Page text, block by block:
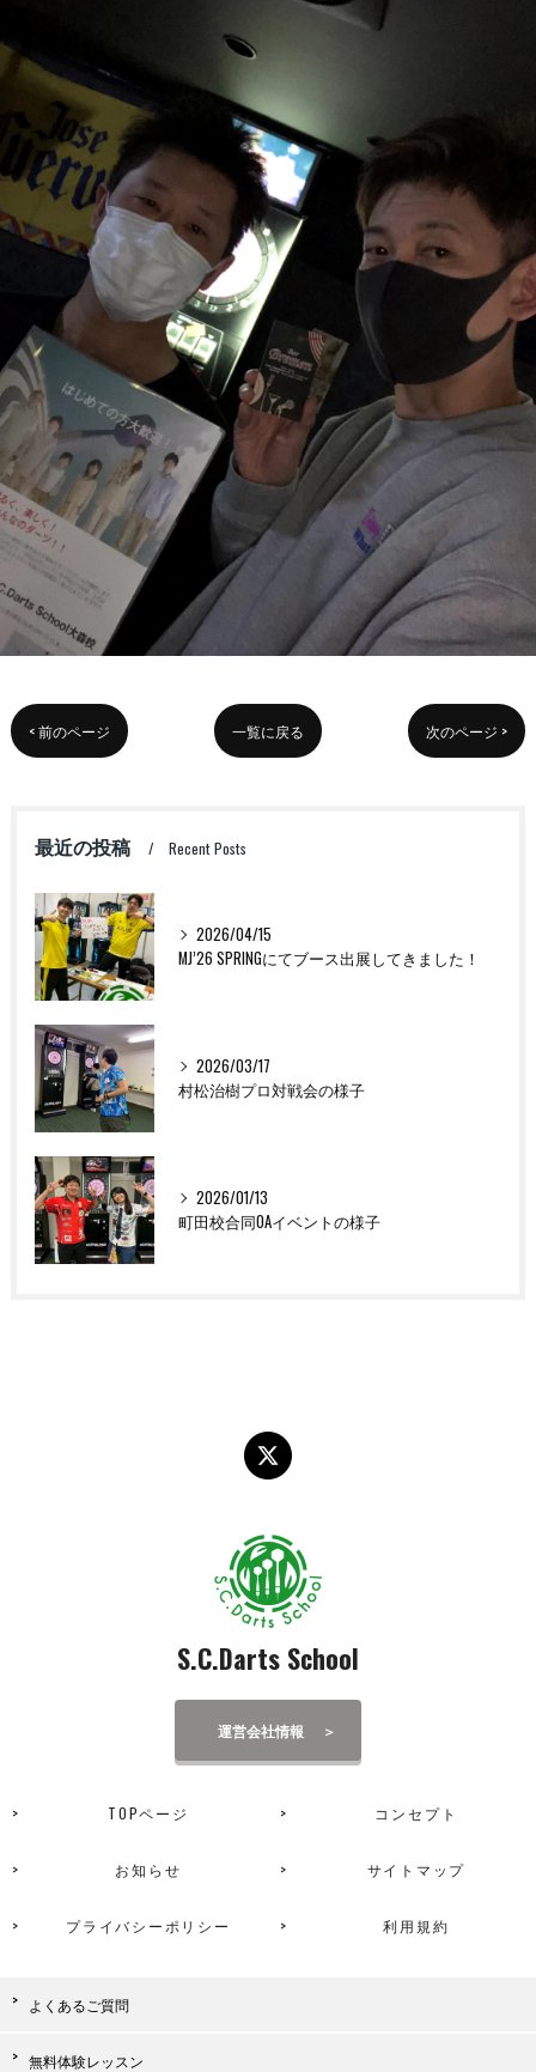
< 前のページ 一覧に戻る 次のページ >
最近の投稿 Recent Posts
2026/04/15
MJ’26 SPRINGにてブース出展してきました！
2026/03/17
村松治樹プロ対戦会の様子
2026/01/13
町田校合同OAイベントの様子
TOPページ コンセプト
お知らせ サイトマップ
プライバシーポリシー 利用規約
S.C.Darts School
運営会社情報
よくあるご質問
無料体験レッスン